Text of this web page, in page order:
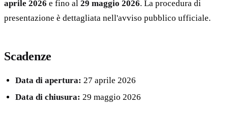
aprile 2026 e fino al 29 maggio 2026. La procedura di
presentazione è dettagliata nell'avviso pubblico ufficiale.
Scadenze
Data di apertura: 27 aprile 2026
Data di chiusura: 29 maggio 2026